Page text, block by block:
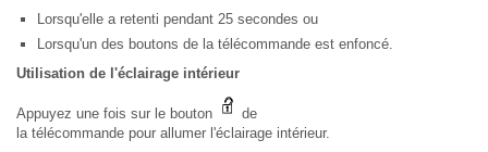
Lorsqu'elle a retenti pendant 25 secondes ou
Lorsqu'un des boutons de la télécommande est enfoncé.
Utilisation de l'éclairage intérieur
Appuyez une fois sur le bouton
de
la télécommande pour allumer l'éclairage intérieur.